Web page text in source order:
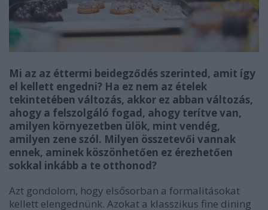
Mi az az éttermi beidegződés szerinted, amit így
el kellett engedni? Ha ez nem az ételek
tekintetében változás, akkor ez abban változás,
ahogy a felszolgáló fogad, ahogy terítve van,
amilyen környezetben ülök, mint vendég,
amilyen zene szól. Milyen összetevői vannak
ennek, aminek köszönhetően ez érezhetően
sokkal inkább a te otthonod?
Azt gondolom, hogy elsősorban a formalitásokat
kellett elengednünk. Azokat a klasszikus fine dining